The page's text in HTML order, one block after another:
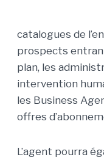
catalogues de
prospects
plan, les
intervention
les Business
offres
L’agent pourra